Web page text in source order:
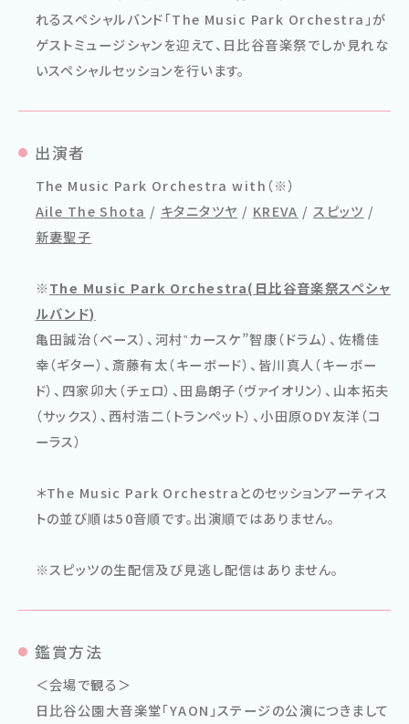
れるスペシャルバンド「The Music Park Orchestra」が
ゲストミュージシャンを迎えて、日比谷音楽祭でしか見れな
いスペシャルセッションを行います。
出演者
The Music Park Orchestra with（※）
Aile The Shota / キタニタツヤ / KREVA / スピッツ /
新妻聖子
※The Music Park Orchestra(日比谷音楽祭スペシャ
ルバンド)
亀田誠治（ベース）、河村‟カースケ”智康（ドラム）、佐橋佳
幸（ギター）、斎藤有太（キーボード）、皆川真人（キーボー
ド）、四家卯大（チェロ）、田島朗子（ヴァイオリン）、山本拓夫
（サックス）、西村浩二（トランペット）、小田原ODY友洋（コ
ーラス）
＊The Music Park Orchestraとのセッションアーティス
トの並び順は50音順です。出演順ではありません。
※スピッツの生配信及び見逃し配信はありません。
鑑賞方法
＜会場で観る＞
日比谷公園大音楽堂「YAON」ステージの公演につきまして